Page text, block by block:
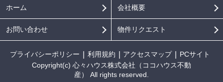
ホーム 会社概要
お問い合わせ 物件リクエスト
プライバシーポリシー 利用規約 アクセスマップ
PCサイト
Copyright(c) 心々ハウス株式会社（ココハウス不動
産） All rights reserved.